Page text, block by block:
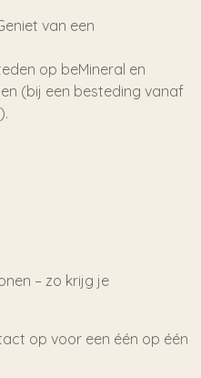
van een
op beMineral en
(bij een besteding vanaf
– zo krijg je
op voor een één op één